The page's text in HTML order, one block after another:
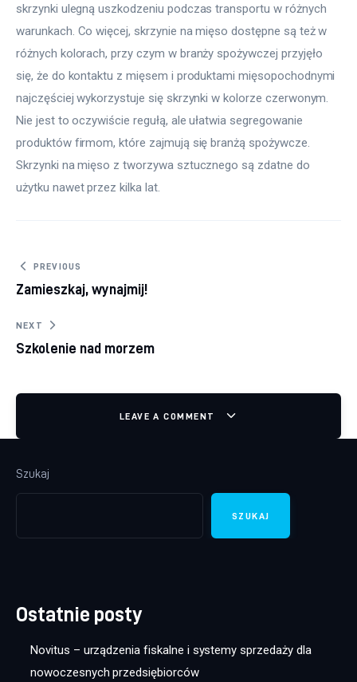
skrzynki ulegną uszkodzeniu podczas transportu w różnych
warunkach. Co więcej, skrzynie na mięso dostępne są też w
różnych kolorach, przy czym w branży spożywczej przyjęło
się, że do kontaktu z mięsem i produktami mięsopochodnymi
najczęściej wykorzystuje się skrzynki w kolorze czerwonym.
Nie jest to oczywiście regułą, ale ułatwia segregowanie
produktów firmom, które zajmują się branżą spożywcze.
Skrzynki na mięso z tworzywa sztucznego są zdatne do
użytku nawet przez kilka lat.
Nawigacja wpisu
PREVIOUS
Zamieszkaj, wynajmij!
NEXT
Szkolenie nad morzem
LEAVE A COMMENT
Szukaj
SZUKAJ
Ostatnie posty
Novitus – urządzenia fiskalne i systemy sprzedaży dla
nowoczesnych przedsiębiorców